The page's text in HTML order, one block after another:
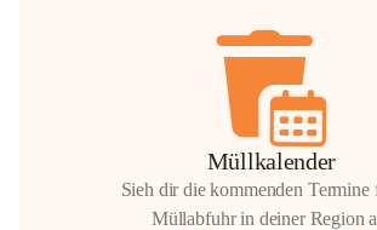
Müllkalender
Sieh dir die kommenden Termine
Müllabfuhr in deiner Region